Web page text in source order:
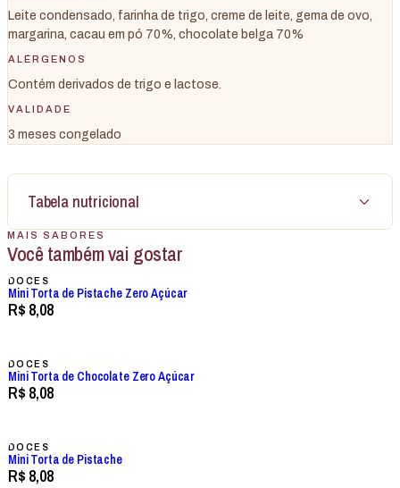
Leite condensado, farinha de trigo, creme de leite, gema de ovo,
margarina, cacau em pó 70%, chocolate belga 70%
ALÉRGENOS
Contém derivados de trigo e lactose.
VALIDADE
3 meses congelado
Tabela nutricional
MAIS SABORES
Você também vai gostar
DOCES
Mini Torta de Pistache Zero Açúcar
R$ 8,08
DOCES
Mini Torta de Chocolate Zero Açúcar
R$ 8,08
DOCES
Mini Torta de Pistache
R$ 8,08